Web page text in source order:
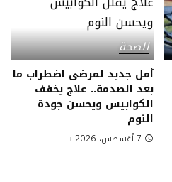
الصحة
أمل جديد لمرضى اضطراب ما
بعد الصدمة.. علاج يخفف
الكوابيس ويحسن جودة
النوم
7 أغسطس، 2026